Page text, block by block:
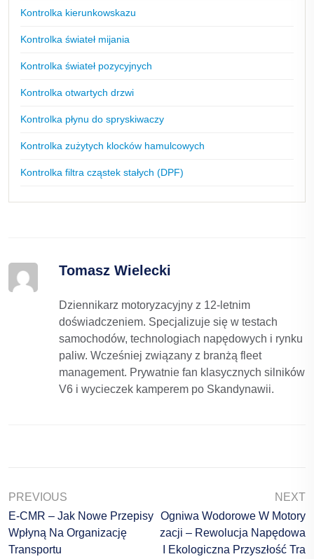
Kontrolka kierunkowskazu
Kontrolka świateł mijania
Kontrolka świateł pozycyjnych
Kontrolka otwartych drzwi
Kontrolka płynu do spryskiwaczy
Kontrolka zużytych klocków hamulcowych
Kontrolka filtra cząstek stałych (DPF)
Tomasz Wielecki
Dziennikarz motoryzacyjny z 12-letnim
doświadczeniem. Specjalizuje się w testach
samochodów, technologiach napędowych i rynku
paliw. Wcześniej związany z branżą fleet
management. Prywatnie fan klasycznych silników
V6 i wycieczek kamperem po Skandynawii.
PREVIOUS
E-CMR – Jak Nowe Przepisy
Wpłyną Na Organizację
Transportu
NEXT
Ogniwa Wodorowe W Motory
Zacji – Rewolucja Napędowa
I Ekologiczna Przyszłość Tra